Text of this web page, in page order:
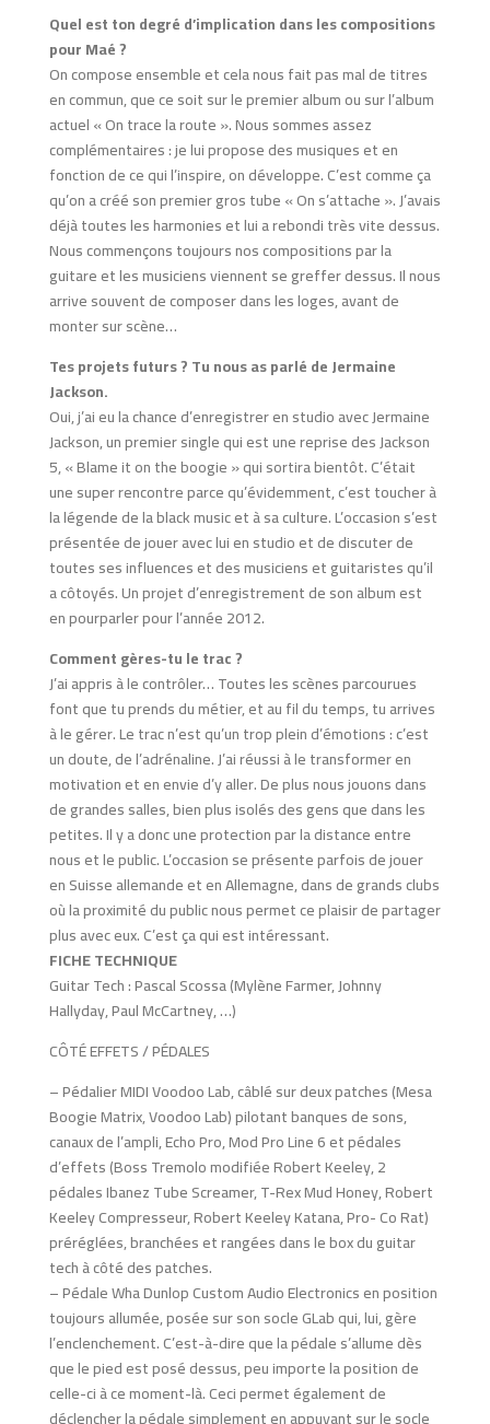
Quel est ton degré d’implication dans les compositions
pour Maé ?
On compose ensemble et cela nous fait pas mal de titres
en commun, que ce soit sur le premier album ou sur l’album
actuel « On trace la route ». Nous sommes assez
complémentaires : je lui propose des musiques et en
fonction de ce qui l’inspire, on développe. C’est comme ça
qu’on a créé son premier gros tube « On s’attache ». J’avais
déjà toutes les harmonies et lui a rebondi très vite dessus.
Nous commençons toujours nos compositions par la
guitare et les musiciens viennent se greffer dessus. Il nous
arrive souvent de composer dans les loges, avant de
monter sur scène…
Tes projets futurs ? Tu nous as parlé de Jermaine
Jackson.
Oui, j’ai eu la chance d’enregistrer en studio avec Jermaine
Jackson, un premier single qui est une reprise des Jackson
5, « Blame it on the boogie » qui sortira bientôt. C’était
une super rencontre parce qu’évidemment, c’est toucher à
la légende de la black music et à sa culture. L’occasion s’est
présentée de jouer avec lui en studio et de discuter de
toutes ses influences et des musiciens et guitaristes qu’il
a côtoyés. Un projet d’enregistrement de son album est
en pourparler pour l’année 2012.
Comment gères-tu le trac ?
J’ai appris à le contrôler… Toutes les scènes parcourues
font que tu prends du métier, et au fil du temps, tu arrives
à le gérer. Le trac n’est qu’un trop plein d’émotions : c’est
un doute, de l’adrénaline. J’ai réussi à le transformer en
motivation et en envie d’y aller. De plus nous jouons dans
de grandes salles, bien plus isolés des gens que dans les
petites. Il y a donc une protection par la distance entre
nous et le public. L’occasion se présente parfois de jouer
en Suisse allemande et en Allemagne, dans de grands clubs
où la proximité du public nous permet ce plaisir de partager
plus avec eux. C’est ça qui est intéressant.
FICHE TECHNIQUE
Guitar Tech : Pascal Scossa (Mylène Farmer, Johnny
Hallyday, Paul McCartney, …)
CÔTÉ EFFETS / PÉDALES
– Pédalier MIDI Voodoo Lab, câblé sur deux patches (Mesa
Boogie Matrix, Voodoo Lab) pilotant banques de sons,
canaux de l’ampli, Echo Pro, Mod Pro Line 6 et pédales
d’effets (Boss Tremolo modifiée Robert Keeley, 2
pédales Ibanez Tube Screamer, T-Rex Mud Honey, Robert
Keeley Compresseur, Robert Keeley Katana, Pro- Co Rat)
préréglées, branchées et rangées dans le box du guitar
tech à côté des patches.
– Pédale Wha Dunlop Custom Audio Electronics en position
toujours allumée, posée sur son socle GLab qui, lui, gère
l’enclenchement. C’est-à-dire que la pédale s’allume dès
que le pied est posé dessus, peu importe la position de
celle-ci à ce moment-là. Ceci permet également de